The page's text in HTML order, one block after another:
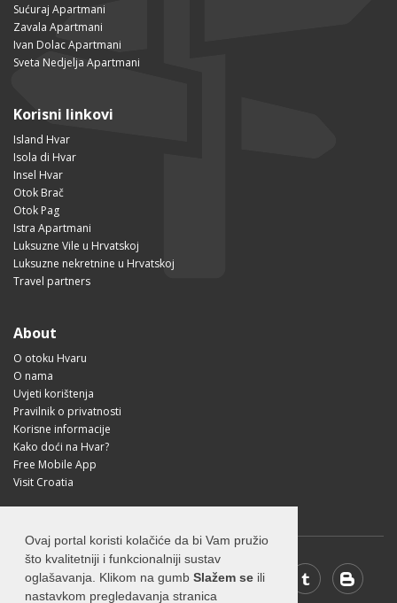
Ovaj portal koristi kolačiće da bi Vam pružio
što kvalitetniji i funkcionalniji sustav
oglašavanja. Klikom na gumb Slažem se ili
nastavkom pregledavanja stranica
Sućuraj Apartmani
Zavala Apartmani
Ivan Dolac Apartmani
Sveta Nedjelja Apartmani
Korisni linkovi
Island Hvar
Isola di Hvar
Insel Hvar
Otok Brač
Otok Pag
Istra Apartmani
Luksuzne Vile u Hrvatskoj
Luksuzne nekretnine u Hrvatskoj
Travel partners
About
O otoku Hvaru
O nama
Uvjeti korištenja
Pravilnik o privatnosti
Korisne informacije
Kako doći na Hvar?
Free Mobile App
Visit Croatia